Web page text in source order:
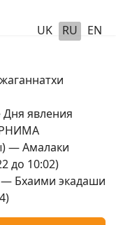
UK RU EN
Дня явления
— Амалаки
до 10:02)
— Бхаими экадаши